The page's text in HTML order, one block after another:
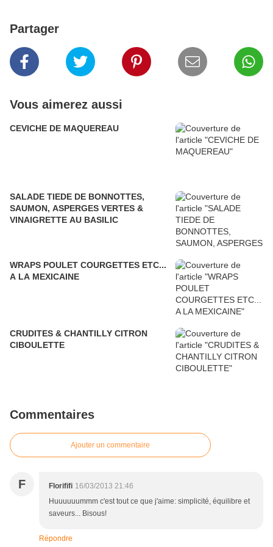
Partager
Vous aimerez aussi
CEVICHE DE MAQUEREAU
SALADE TIEDE DE BONNOTTES,
SAUMON, ASPERGES VERTES &
VINAIGRETTE AU BASILIC
WRAPS POULET COURGETTES ETC...
A LA MEXICAINE
CRUDITES & CHANTILLY CITRON
CIBOULETTE
Commentaires
Ajouter un commentaire
F Florififi 16/03/2013 21:46
Huuuuuummm c'est tout ce que j'aime: simplicité, équilibre et
saveurs... Bisous!
Répondre